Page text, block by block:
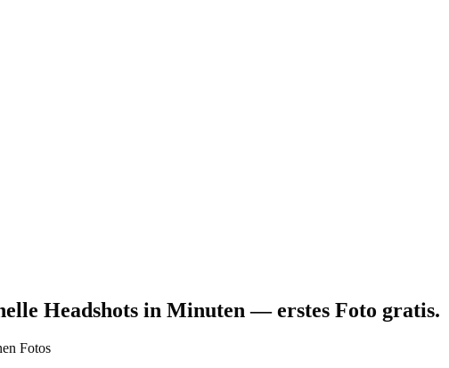
Headshots in Minuten — erstes Foto gratis.
Fotos